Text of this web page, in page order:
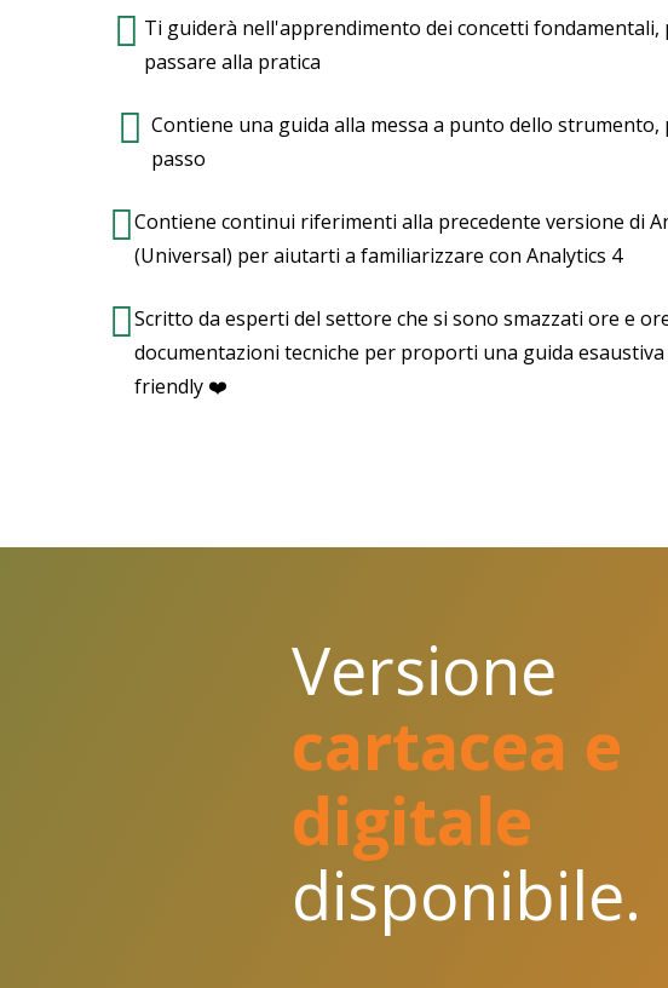
Configurare il pannello di amministrazione
Impostazioni account
Gestione accessi all’account
Fuso orario dei report
Valuta
Eliminazione di proprietà
Gestione accessi alla proprietà
Configurazione dei tag
Elenco dei referral indesiderati
Timeout sessione e coinvolgimento
Raccolta dati
Attiva la raccolta dati di Google Signals
Impostazioni avanzate per consentire la
Conservazione dei dati
Importazione dati
Ti guiderà nell'apprendimento dei concetti fondamentali,
passare alla pratica
Contiene una guida alla messa a punto dello strumento,
passo
Contiene continui riferimenti alla precedente versione di
(Universal) per aiutarti a familiarizzare con Analytics 4
Scritto da esperti del settore che si sono smazzati ore e
documentazioni tecniche per proporti una guida
friendly ❤️
Versione
cartacea e
digitale
disponibile.